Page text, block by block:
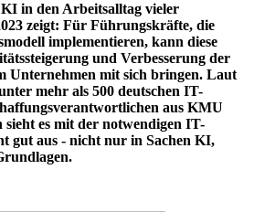
in den Arbeitsalltag vieler
zeigt: Für Führungskräfte, die
implementieren, kann diese
und Verbesserung der
Unternehmen mit sich bringen. Laut
mehr als 500 deutschen IT-
aus KMU
sieht es mit der notwendigen IT-
gut aus - nicht nur in Sachen KI,